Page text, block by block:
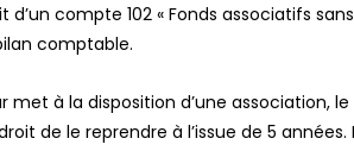
compte 102 « Fonds associatifs
comptable.
met à la disposition d’une association,
de le reprendre à l’issue de 5